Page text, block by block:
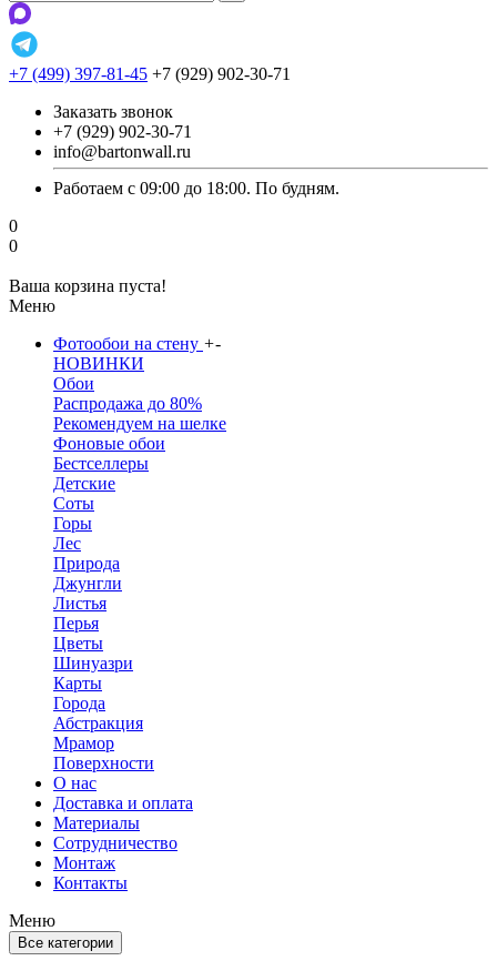
+7 (499) 397-81-45 +7 (929) 902-30-71
Заказать звонок
+7 (929) 902-30-71
info@bartonwall.ru
Работаем с 09:00 до 18:00. По будням.
0
0
Ваша корзина пуста!
Меню
Фотообои на стену +-
НОВИНКИ
Обои
Распродажа до 80%
Рекомендуем на шелке
Фоновые обои
Бестселлеры
Детские
Соты
Горы
Лес
Природа
Джунгли
Листья
Перья
Цветы
Шинуазри
Карты
Города
Абстракция
Мрамор
Поверхности
О нас
Доставка и оплата
Материалы
Сотрудничество
Монтаж
Контакты
Меню
Все категории